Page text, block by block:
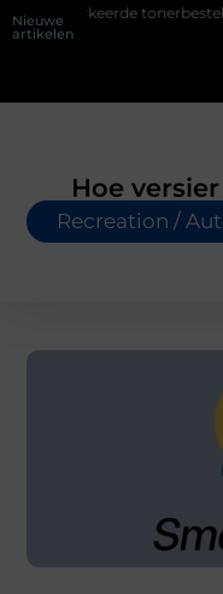
Nieuwe
artikelen
tonerbestelling bij HP
Hoe
Recreation /